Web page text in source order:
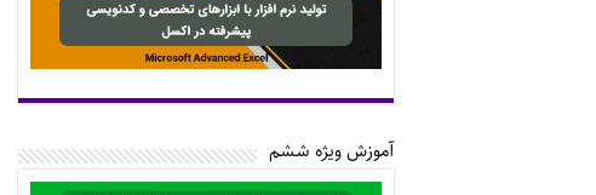
آموزش ویژه ششم